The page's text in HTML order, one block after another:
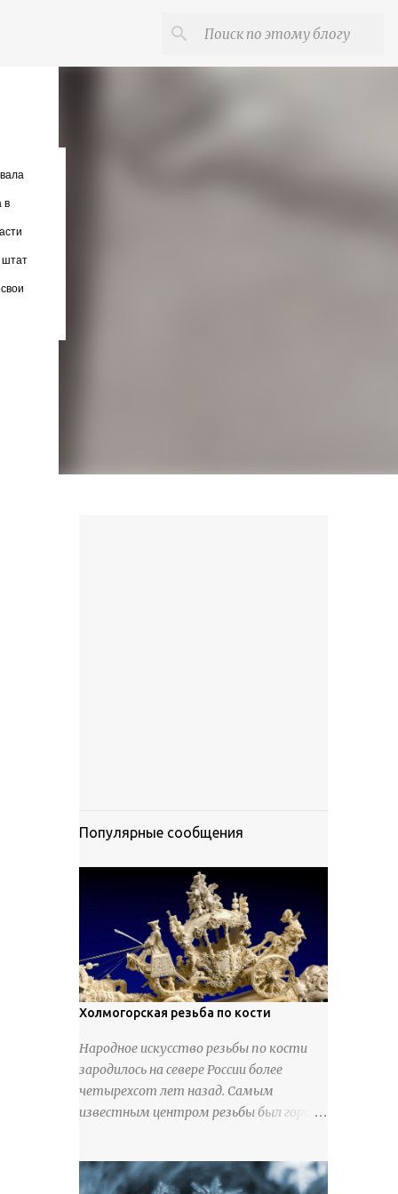
в
штат
Популярные сообщения
Холмогорская резьба по кости
Народное искусство резьбы по кости
зародилось на севере России более
четырехсот лет назад. Самым
известным центром резьбы был город
служили кости тюленей, рыб и моржей.